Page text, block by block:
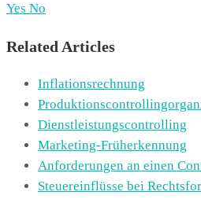
Yes No
Related Articles
Inflationsrechnung
Dienstleistungscontrolling
Marketing-Früherkennung
Anforderungen an einen
Steuereinflüsse bei